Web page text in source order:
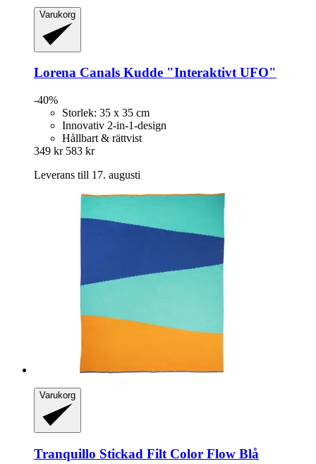
Varukorg
Lorena Canals Kudde "Interaktivt UFO"
-40%
Storlek: 35 x 35 cm
Innovativ 2-in-1-design
Hållbart & rättvist
349 kr 583 kr
Leverans till 17. augusti
Varukorg
Tranquillo Stickad Filt Color Flow Blå